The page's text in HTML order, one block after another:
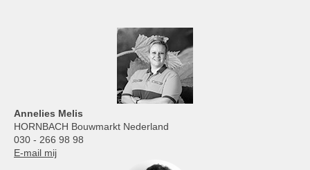
Annelies Melis
HORNBACH Bouwmarkt Nederland
030 - 266 98 98
E-mail mij